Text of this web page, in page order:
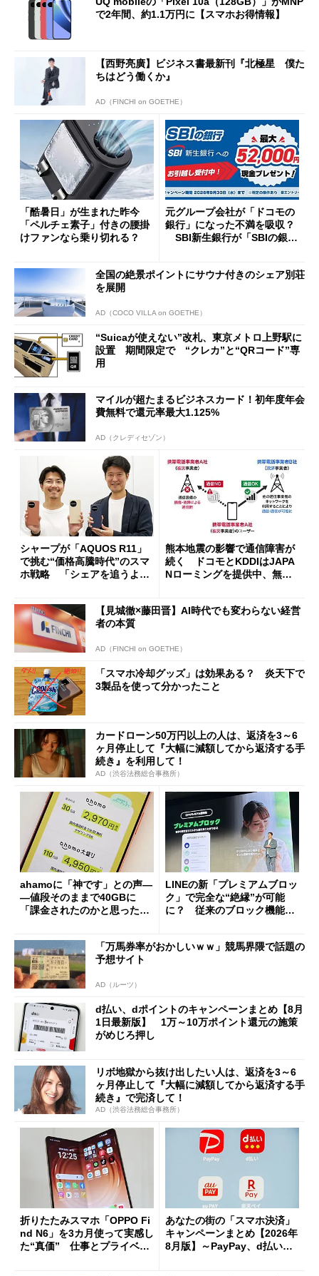
で2年間、約1.1万円に【スマホお得情報】
【西野亮廣】ビジネス書最新刊『北極星 僕た
ちはどう働くか』
AD（FINCHI on GOETHE）
「酷暑日」が生まれた昨今
「ペルチェ素子」付きの腰掛
けファンなら乗り切れる？
元グループ会社が「ドコモの
銀行」になった不満を吸収？
SBI新生銀行が「SBIの銀
開催
全国の絶景ポイントにサウナ付きのシェア別荘
を展開
AD（COCO VILLA on GOETHE）
“Suicaが使えない”改札、東京メトロ上野駅に
設置 期間限定で “クレカ”と“QRコード”専
用
マイルが超たまるビジネスカード！初年度年会
費無料で還元率最大1.125%
AD（クレディセゾン）
シャープが「AQUOS R11」
で挑む“価格高騰時代”のスマ
ホ戦略 「シェアを追うより
熊本地震の影響で通信障害が
続く ドコモとKDDIはJAPA
Nローミングを提供中、無料
【見城徹×藤田晋】AI時代でも変わらない経営
者の本質
AD（FINCHI on GOETHE）
「スマホ冷却グッズ」は効果ある？ 炎天下で
3製品を使って分かったこと
カードローン50万円以上の人は、返済を3～6
ヶ月停止して『大幅に減額してから返済する手
続き』を利用して！
AD（渋谷法務総合事務所）
ahamoに「神です」との声―
―値段そのままで40GBに
「課金されたのかと思った」
LINEの新「プレミアムブロッ
ク」で完全な“絶縁”が可能
に？ 従来のブロック機能と
「万馬券率がおかしいｗｗ」競馬界隈で話題の
予想サイト
AD（ルーツ）
d払い、dポイントのキャンペーンまとめ【8月
1日最新版】 1万～10万ポイント還元の施策
がめじろ押し
リボ地獄から抜け出したい人は、返済を3～6
ヶ月停止して『大幅に減額してから返済する手
続き』で完済して！
AD（渋谷法務総合事務所）
折りたたみスマホ「OPPO Fi
nd N6」を3カ月使って実感し
た“真価” 仕事とプライベー
あなたの街の「スマホ決済」
キャンペーンまとめ【2026年
8月版】～PayPay、d払い、a